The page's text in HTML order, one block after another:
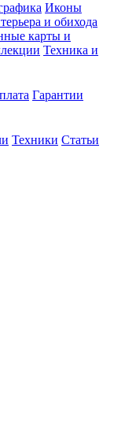
Иконы
и обихода
карты и
Техника и
Гарантии
Техники Статьи